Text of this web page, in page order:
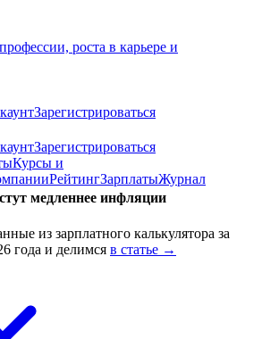
роста в карьере и
Зарегистрироваться
Зарегистрироваться
Курсы и
РейтингЗарплатыЖурнал
медленнее инфляции
из зарплатного калькулятора за
года и делимся в статье →